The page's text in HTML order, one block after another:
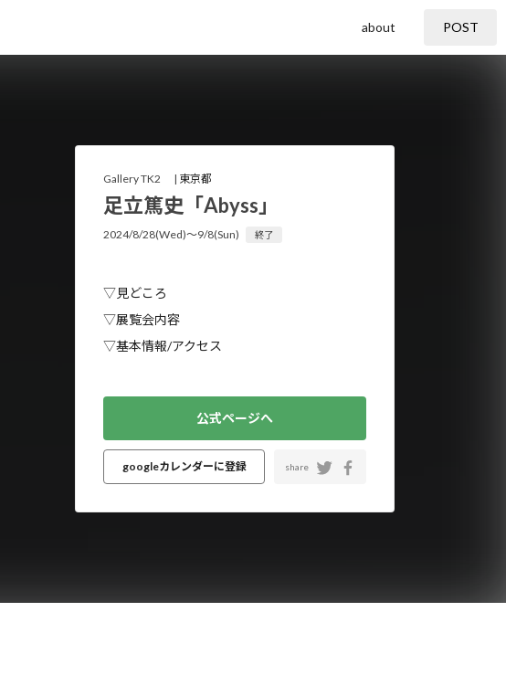
about POST
Gallery TK2 | 東京都
足立篤史「Abyss」
2024/8/28(Wed)〜9/8(Sun) 終了
▽見どころ
▽展覧会内容
▽基本情報/アクセス
公式ページへ
googleカレンダーに登録 share